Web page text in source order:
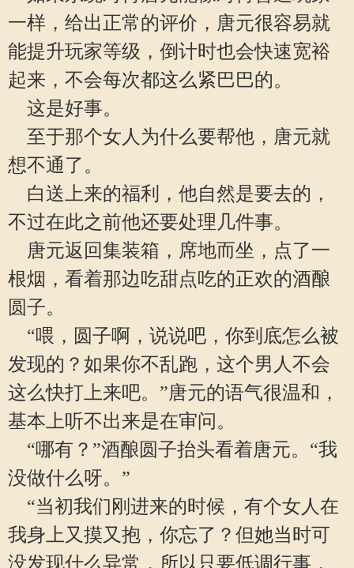
一样，给出正常的评价，唐元很容易就
能提升玩家等级，倒计时也会快速宽裕
起来，不会每次都这么紧巴巴的。
这是好事。
至于那个女人为什么要帮他，唐元就
想不通了。
白送上来的福利，他自然是要去的，
不过在此之前他还要处理几件事。
唐元返回集装箱，席地而坐，点了一
根烟，看着那边吃甜点吃的正欢的酒酿
圆子。
“喂，圆子啊，说说吧，你到底怎么被
发现的？如果你不乱跑，这个男人不会
这么快打上来吧。”唐元的语气很温和，
基本上听不出来是在审问。
“哪有？”酒酿圆子抬头看着唐元。“我
没做什么呀。”
“当初我们刚进来的时候，有个女人在
我身上又摸又抱，你忘了？但她当时可
没发现什么异常，所以只要低调行事，